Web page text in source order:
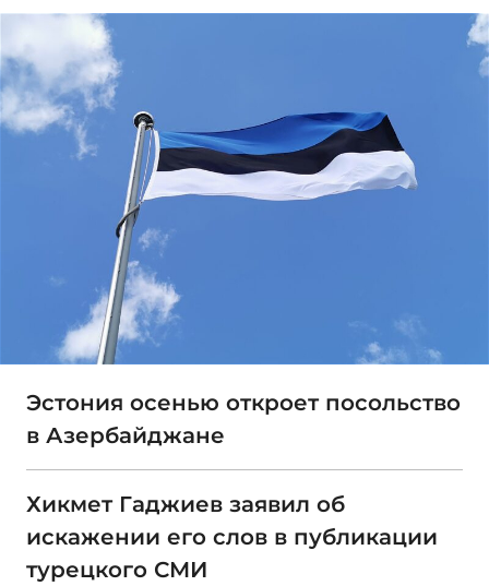
Эстония осенью откроет посольство
в Азербайджане
Хикмет Гаджиев заявил об
искажении его слов в публикации
турецкого СМИ